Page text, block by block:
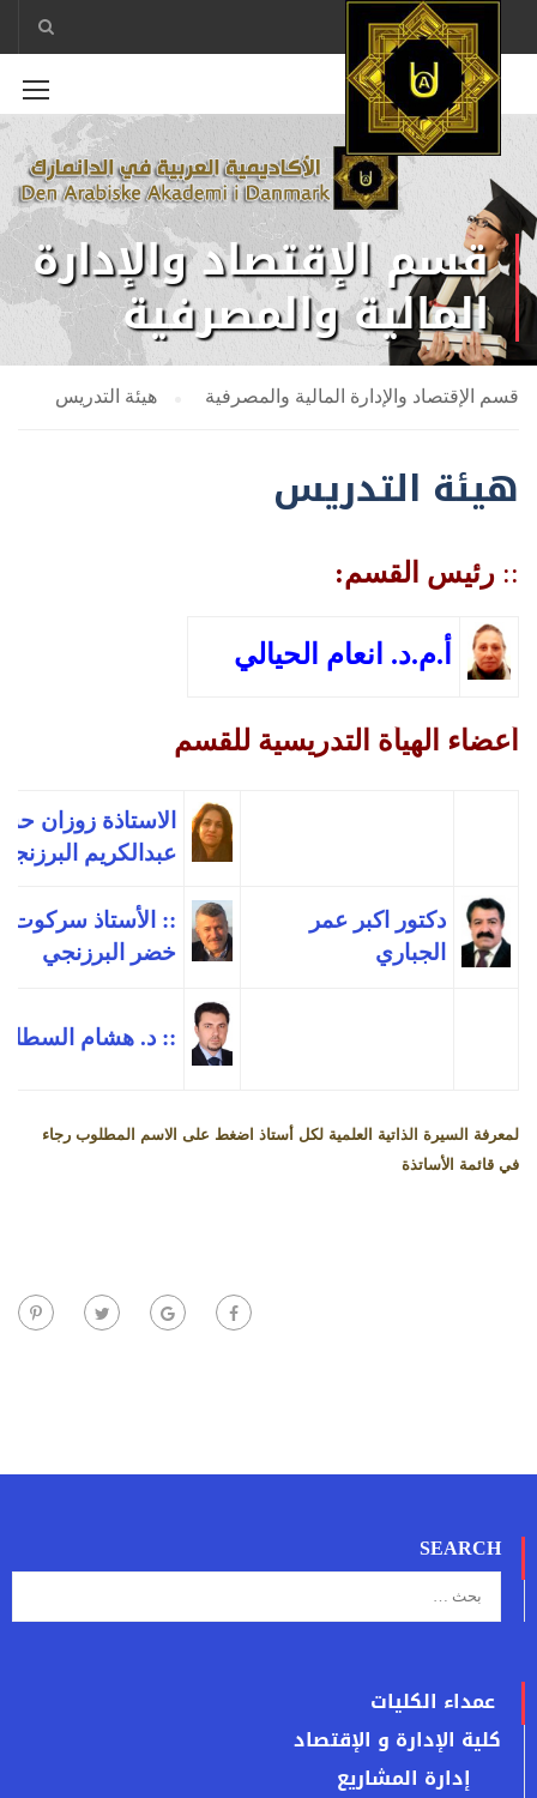
قسم الإقتصاد والإدارة
المالية والمصرفية
قسم الإقتصاد والإدارة المالية والمصرفية هيئة التدريس
هيئة التدريس
:: رئيس القسم:
أ.م.د. انعام الحيالي
أعضاء الهيأة التدريسية للقسم
الاستاذة زوزان
عبدالکریم
دكتور اكبر عمر
الجباري
:: الأستاذ سركوت
خضر البرزنجي
:: د. هشام
لمعرفة السيرة الذاتية العلمية لكل أستاذ اضغط على الاسم المطلوب رجاء
في قائمة الأساتذة
SEARCH
عمداء الكليات
كلية الإدارة و الإقتصاد
إدارة المشاريع